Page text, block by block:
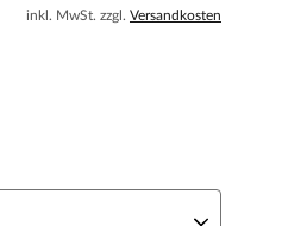
inkl. MwSt. zzgl. Versandkosten